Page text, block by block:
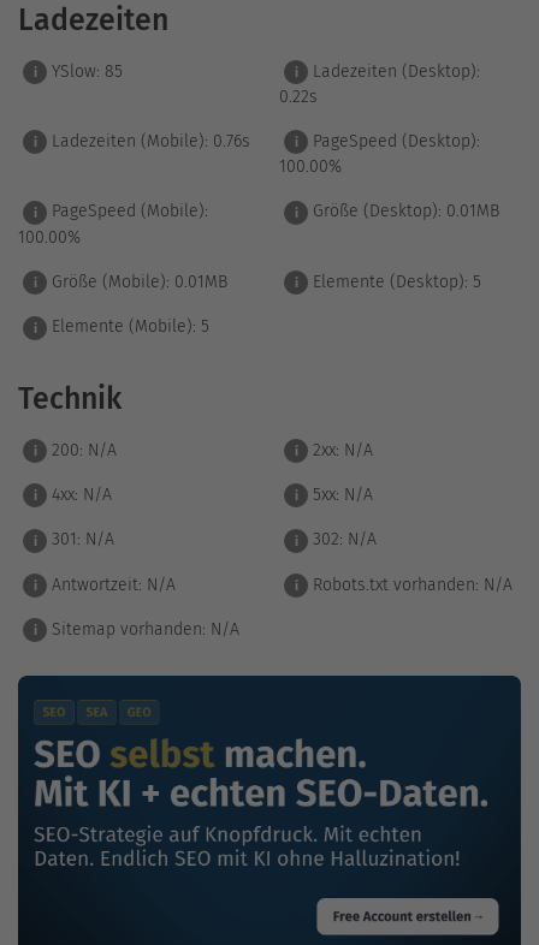
Ladezeiten
i YSlow: 85 i
Ladezeiten (Desktop):
0.22s
i Ladezeiten (Mobile): 0.76s i
PageSpeed (Desktop):
100.00%
i
PageSpeed (Mobile):
100.00%
i Größe (Desktop): 0.01MB
i Größe (Mobile): 0.01MB i Elemente (Desktop): 5
i Elemente (Mobile): 5
Technik
i 200: N/A i 2xx: N/A
i 4xx: N/A i 5xx: N/A
i 301: N/A i 302: N/A
i Antwortzeit: N/A i Robots.txt vorhanden: N/A
i Sitemap vorhanden: N/A